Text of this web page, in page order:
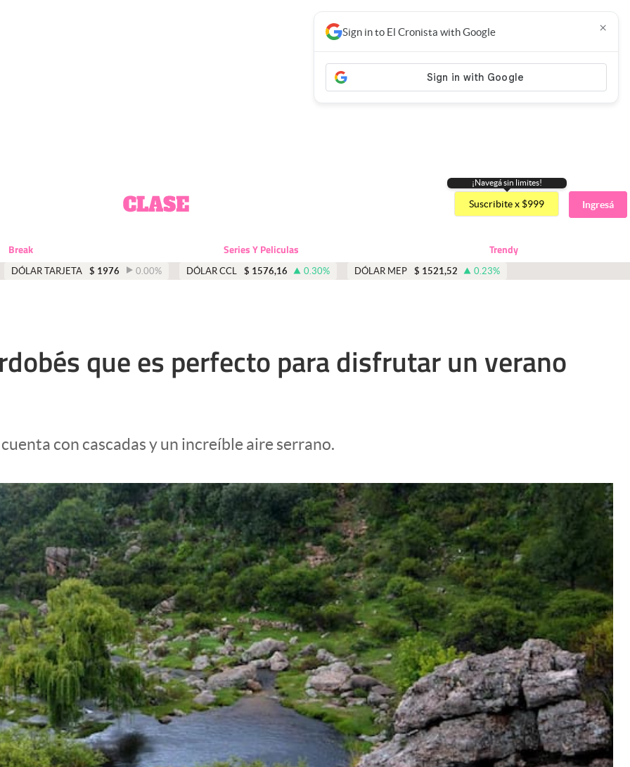
¡Navegá sin limites!
Suscribite x $999 Ingresá
Break Series Y Peliculas Trendy
DÓLAR TARJETA $ 1976 0.00% DÓLAR CCL $ 1576,16 0.30% DÓLAR MEP $ 1521,52 0.23%
Sign in to El Cronista with Google ×
que es perfecto para disfrutar un verano
con cascadas y un increíble aire serrano.